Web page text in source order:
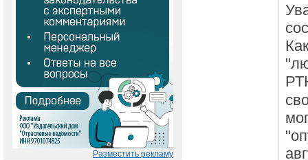
Разместить рекламу